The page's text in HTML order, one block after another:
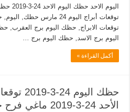
توقعات أبراج اليوم 24
توقعات الابراج, حظك اليوم برج العقرب,
اليوم برج الاسد, حظك اليوم برج …
أكمل القراءة »
حظك